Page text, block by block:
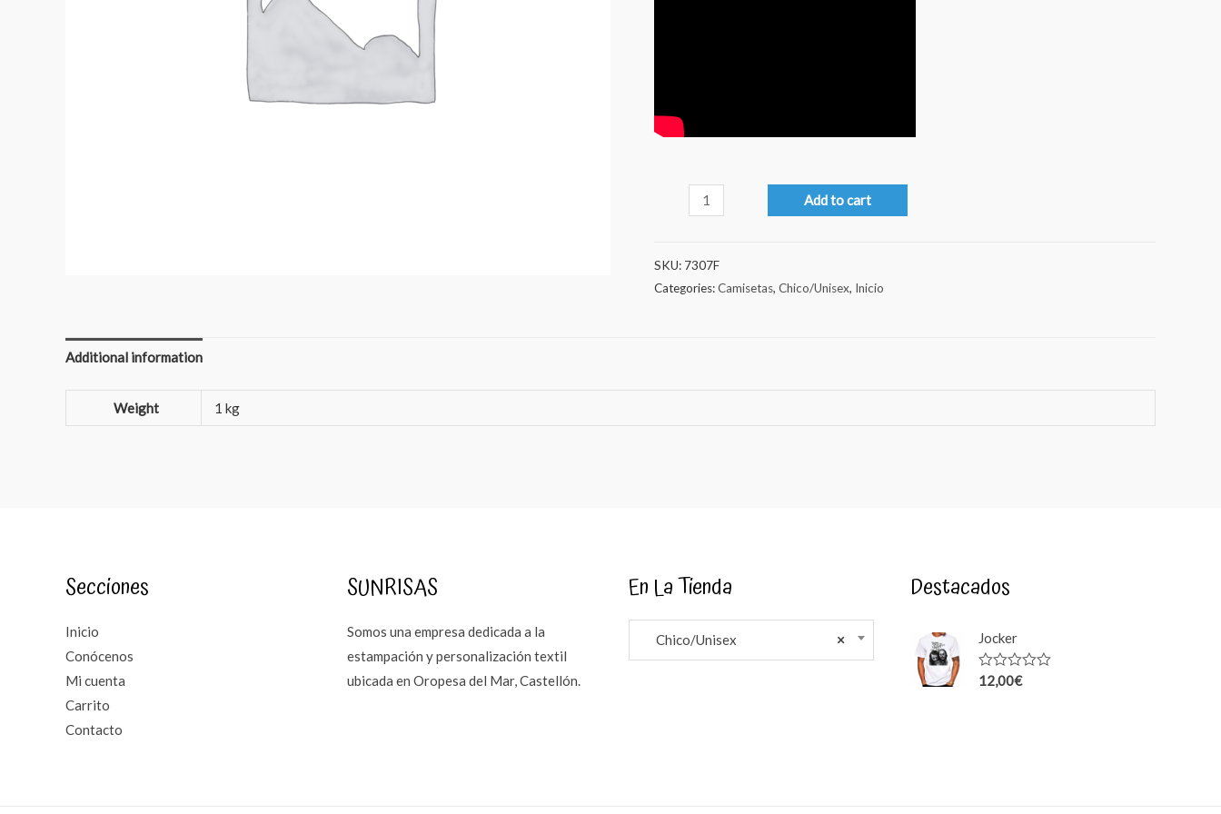
Máscara
Add to cart
SKU: 7307F
Categories:Camisetas, Chico/Unisex, Inicio
Additional information
Weight 1 kg
Secciones
Inicio
Conócenos
Mi cuenta
Carrito
Contacto
SUNRISAS
Somos una empresa dedicada a la
estampación y personalización textil
ubicada en Oropesa del Mar, Castellón.
En La Tienda
×
Chico/Unisex
Destacados
Jocker
Rated
12,00€